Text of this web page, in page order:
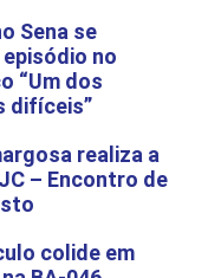
Sena se
no
“Um dos
difíceis”
realiza a
– Encontro de
colide em